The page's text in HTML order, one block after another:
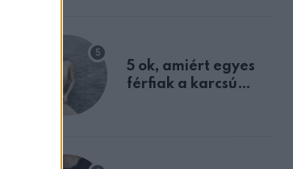
5 ok, amiért egyes
férfiak a karcsú